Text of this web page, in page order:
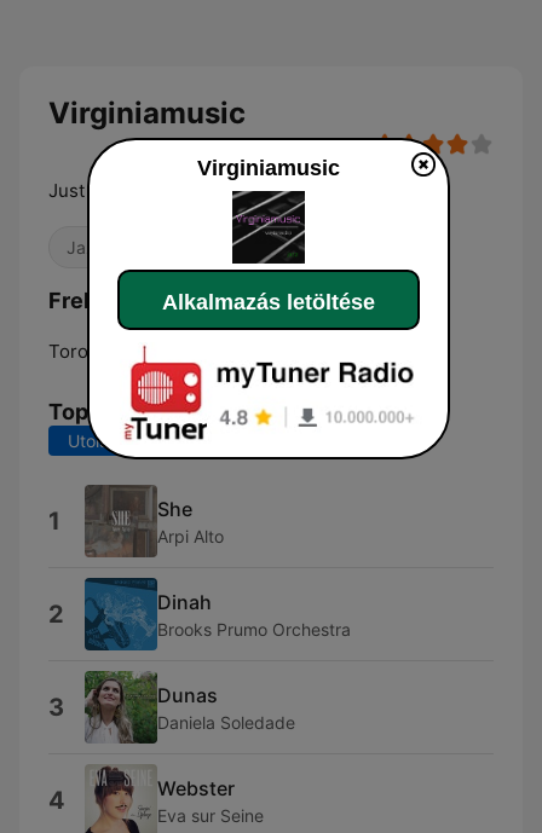
Virginiamusic
Just music
Jazz
Frekvenciák Virginiamusic:
Toronto: Online
Top dalok
Utolsó 7 nap
1 She
Arpi Alto
2 Dinah
Brooks Prumo Orchestra
3 Dunas
Daniela Soledade
4 Webster
Eva sur Seine
Virginiamusic
Alkalmazás letöltése